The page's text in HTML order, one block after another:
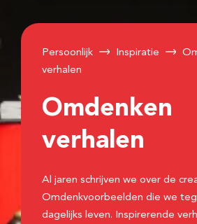
Persoonlijk Inspiratie
verhalen
Omdenken
verhalen
Al jaren schrijven we over de
Omdenkvoorbeelden die we
dagelijks leven. Inspirerende